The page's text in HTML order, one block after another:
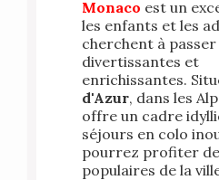
Monaco est un
les enfants et les
cherchent à passer
divertissantes et
enrichissantes.
d'Azur, dans les
offre un cadre
séjours en colo
pourrez profiter
populaires de la